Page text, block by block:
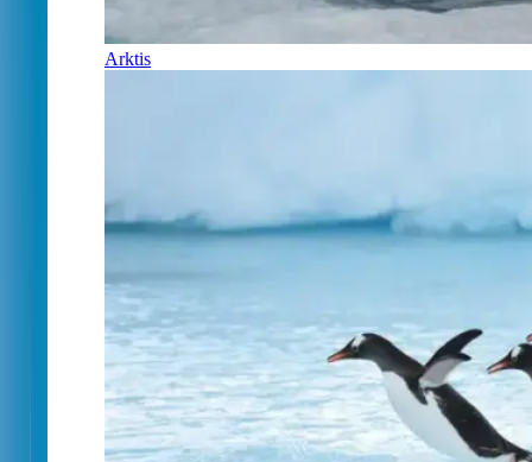
Arktis